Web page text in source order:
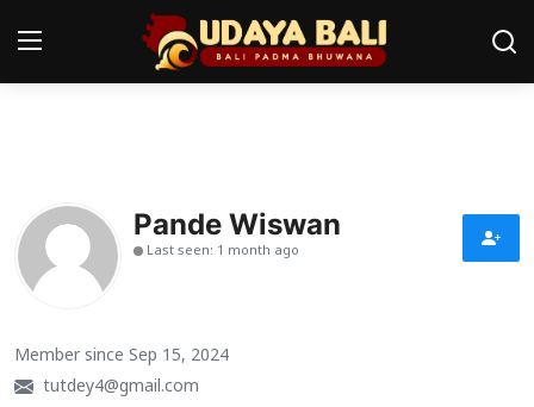
Pura
Desa Adat
Kearifan lokal
Pande Wiswan
Last seen: 1 month ago
Member since Sep 15, 2024
tutdey4@gmail.com